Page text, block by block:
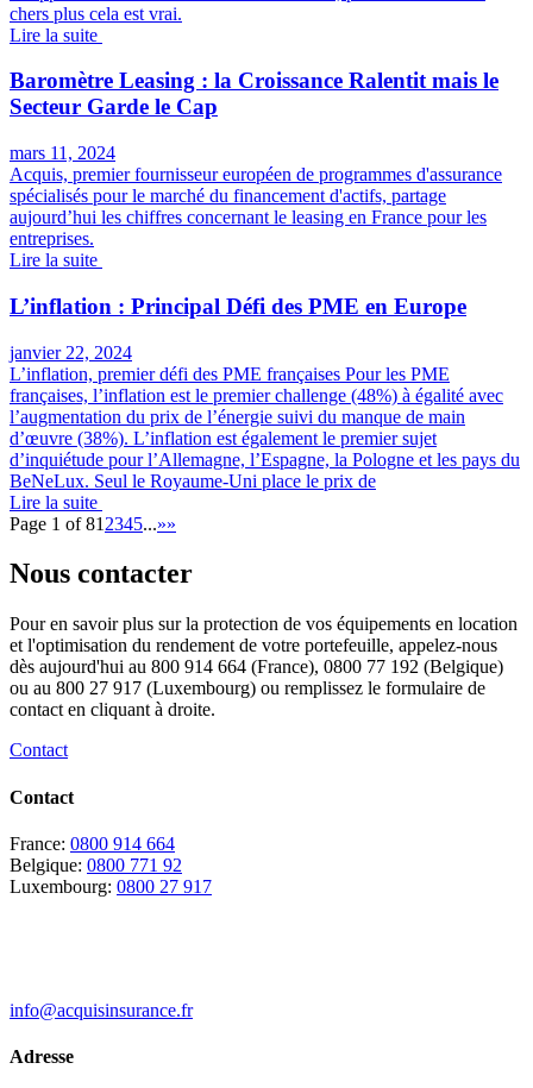
chers plus cela est vrai.
Lire la suite
Baromètre Leasing : la Croissance Ralentit mais le
Secteur Garde le Cap
mars 11, 2024
Acquis, premier fournisseur européen de programmes d'assurance
spécialisés pour le marché du financement d'actifs, partage
aujourd’hui les chiffres concernant le leasing en France pour les
entreprises.
Lire la suite
L’inflation : Principal Défi des PME en Europe
janvier 22, 2024
L’inflation, premier défi des PME françaises Pour les PME
françaises, l’inflation est le premier challenge (48%) à égalité avec
l’augmentation du prix de l’énergie suivi du manque de main
d’œuvre (38%). L’inflation est également le premier sujet
d’inquiétude pour l’Allemagne, l’Espagne, la Pologne et les pays du
BeNeLux. Seul le Royaume-Uni place le prix de
Lire la suite
Page 1 of 81 2345...»»
Nous contacter
Pour en savoir plus sur la protection de vos équipements en location
et l'optimisation du rendement de votre portefeuille, appelez-nous
dès aujourd'hui au 800 914 664 (France), 0800 77 192 (Belgique)
ou au 800 27 917 (Luxembourg) ou remplissez le formulaire de
contact en cliquant à droite.
Contact
Contact
France: 0800 914 664
Belgique: 0800 771 92
Luxembourg: 0800 27 917
info@acquisinsurance.fr
Adresse